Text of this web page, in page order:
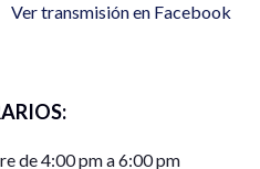
Ver transmisión en Facebook
de 4:00 pm a 6:00 pm